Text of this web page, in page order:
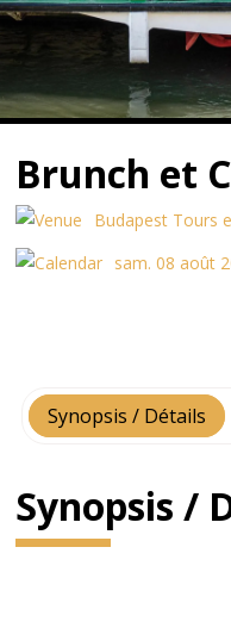
Brunch et
Budapest Tours
sam. 08 août
Synopsis / Détails
Synopsis /